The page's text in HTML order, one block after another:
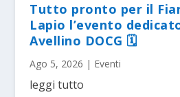
Tutto pronto per il
Lapio l’evento
Avellino DOCG 🗓
Ago 5, 2026 | Eventi
leggi tutto